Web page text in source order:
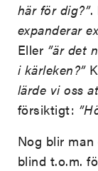
här för dig?”.
expanderar
Eller ”är det
i kärleken?”
lärde vi oss
försiktigt:
Nog blir
blind t.o.m.